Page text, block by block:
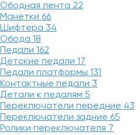
Ободная лента 22
Манетки 66
Шифтера 34
Обода 18
Педали 162
Детские педали 17
Педали платформы 131
Контактные педали 3
Детали к педалям 5
Переключатели передние 43
Переключатели задние 65
Ролики переключателя 7